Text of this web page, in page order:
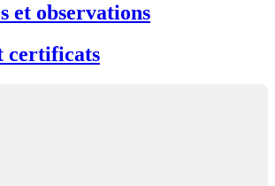
et observations
certificats